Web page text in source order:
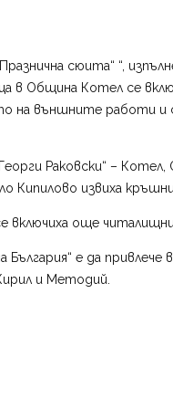
сюита“ “,
в Община Котел се
външните работи и
Раковски“ –
Кипилово извиха
включиха още
България“ е да
и Методий.